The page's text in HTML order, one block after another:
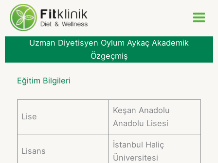
İçeriğe
atla
Uzman Diyetisyen Oylum Aykaç Akademik
Özgeçmiş
Eğitim Bilgileri
Lise
Keşan Anadolu
Anadolu Lisesi
Lisans
İstanbul Haliç
Üniversitesi